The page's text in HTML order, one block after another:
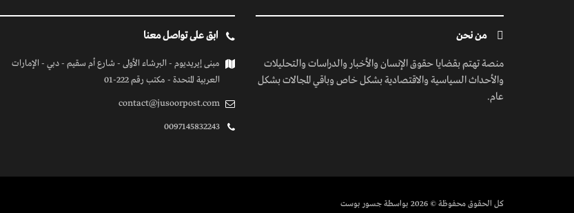
من نحن
منصة تهتم بقضايا حقوق الإنسان والأخبار والدراسات والتحليلات
والأحداث السياسية والاقتصادية بشكل خاص وباقي المجالات بشكل
عام.
ابق على تواصل معنا
مبنى إيريديوم - البرشاء الأولى - شارع أم سقيم - دبي - الإمارات
العربية المتحدة - مكتب رقم 222-01
contact@jusoorpost.com
0097145832243
كل الحقوق محفوظة© 2026 بواسطة جسور بوست